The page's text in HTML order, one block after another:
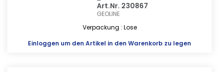
Art.Nr. 230867
GEOLINE
Verpackung : Lose
Einloggen um den Artikel in den Warenkorb zu legen